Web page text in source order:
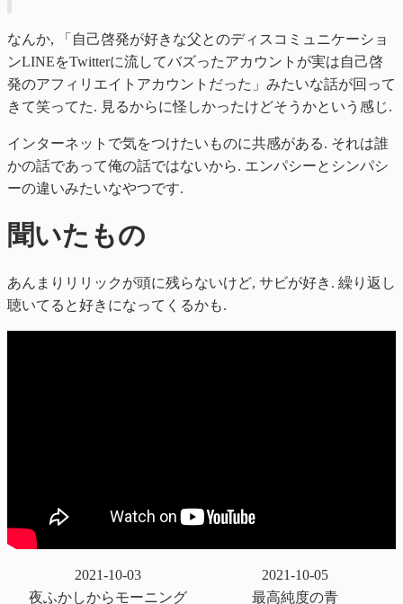
なんか, 「自己啓発が好きな父とのディスコミュニケーショ
ンLINEをTwitterに流してバズったアカウントが実は自己啓
発のアフィリエイトアカウントだった」みたいな話が回って
きて笑ってた. 見るからに怪しかったけどそうかという感じ.
インターネットで気をつけたいものに共感がある. それは誰
かの話であって俺の話ではないから. エンパシーとシンパシ
ーの違いみたいなやつです.
聞いたもの
あんまりリリックが頭に残らないけど, サビが好き. 繰り返し
聴いてると好きになってくるかも.
2021-10-03
夜ふかしからモーニング
2021-10-05
最高純度の青